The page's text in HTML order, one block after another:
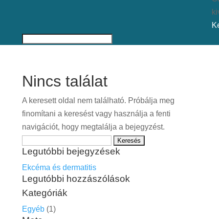
Nincs találat
A keresett oldal nem található. Próbálja meg
finomítani a keresést vagy használja a fenti
navigációt, hogy megtalálja a bejegyzést.
Legutóbbi bejegyzések
Ekcéma és dermatitis
Legutóbbi hozzászólások
Kategóriák
Egyéb(1)